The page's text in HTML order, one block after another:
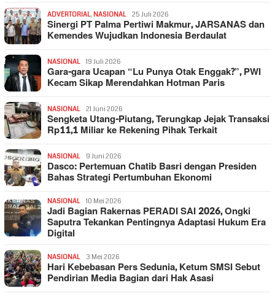
ADVERTORIAL, NASIONAL 25 Juli 2026
Sinergi PT Palma Pertiwi Makmur, JARSANAS dan
Kemendes Wujudkan Indonesia Berdaulat
NASIONAL 19 Juli 2026
Gara-gara Ucapan “Lu Punya Otak Enggak?”, PWI
Kecam Sikap Merendahkan Hotman Paris
NASIONAL 21 Juni 2026
Sengketa Utang-Piutang, Terungkap Jejak Transaksi
Rp11,1 Miliar ke Rekening Pihak Terkait
NASIONAL 9 Juni 2026
Dasco: Pertemuan Chatib Basri dengan Presiden
Bahas Strategi Pertumbuhan Ekonomi
NASIONAL 10 Mei 2026
Jadi Bagian Rakernas PERADI SAI 2026, Ongki
Saputra Tekankan Pentingnya Adaptasi Hukum Era
Digital
NASIONAL 3 Mei 2026
Hari Kebebasan Pers Sedunia, Ketum SMSI Sebut
Pendirian Media Bagian dari Hak Asasi